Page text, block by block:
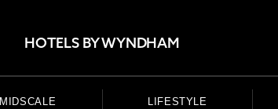
HOTELS BY WYNDHAM
MIDSCALE LIFESTYLE